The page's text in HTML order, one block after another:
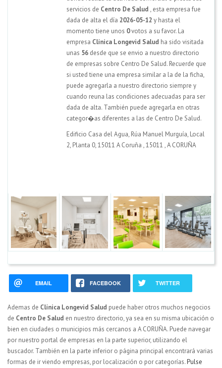
servicios de Centro De Salud , esta empresa fue
dada de alta el día 2026-05-12 y hasta el
momento tiene unos 0votos a su favor. La
empresa Clínica Longevid Salud ha sido visitada
unas 56 desde que se envio a nuestro directorio
de empresas sobre Centro De Salud. Recuerde que
si usted tiene una empresa similar a la de la ficha,
puede agregarla a nuestro directorio siempre y
cuando reuna las condiciones adecuadas para ser
dada de alta. También puede agregarla en otras
categor�as diferentes a las de Centro De Salud.
Edificio Casa del Agua, Rúa Manuel Murguía, Local
2, Planta 0, 15011 A Coruña ,15011 ,A CORUÑA
EMAIL FACEBOOK TWITTER
Ademas de Clínica Longevid Salud puede haber otros muchos negocios
de Centro De Salud en nuestro directorio, ya sea en su misma ubicación o
bien en ciudades o municipios más cercanos a A CORUÑA. Puede navegar
por nuestro portal de empresas en la parte superior, utilizando el
buscador. También en la parte inferior o página principal encontrará varias
formas de ir viendo empresas, por localización o por categorías.Pulse